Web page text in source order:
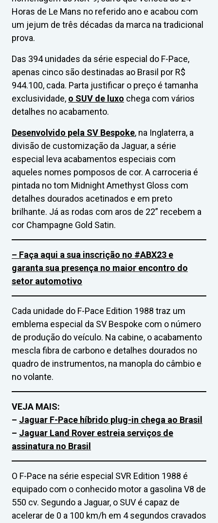
Horas de Le Mans no referido ano e acabou com
um jejum de três décadas da marca na tradicional
prova.
Das 394 unidades da série especial do F-Pace,
apenas cinco são destinadas ao Brasil por R$
944.100, cada. Parta justificar o preço é tamanha
exclusividade, o SUV de luxo chega com vários
detalhes no acabamento.
Desenvolvido pela SV Bespoke, na Inglaterra, a
divisão de customização da Jaguar, a série
especial leva acabamentos especiais com
aqueles nomes pomposos de cor. A carroceria é
pintada no tom Midnight Amethyst Gloss com
detalhes dourados acetinados e em preto
brilhante. Já as rodas com aros de 22” recebem a
cor Champagne Gold Satin.
– Faça aqui a sua inscrição no #ABX23 e
garanta sua presença no maior encontro do
setor automotivo
Cada unidade do F-Pace Edition 1988 traz um
emblema especial da SV Bespoke com o número
de produção do veículo. Na cabine, o acabamento
mescla fibra de carbono e detalhes dourados no
quadro de instrumentos, na manopla do câmbio e
no volante.
VEJA MAIS:
– Jaguar F-Pace híbrido plug-in chega ao Brasil
– Jaguar Land Rover estreia serviços de
assinatura no Brasil
O F-Pace na série especial SVR Edition 1988 é
equipado com o conhecido motor a gasolina V8 de
550 cv. Segundo a Jaguar, o SUV é capaz de
acelerar de 0 a 100 km/h em 4 segundos cravados